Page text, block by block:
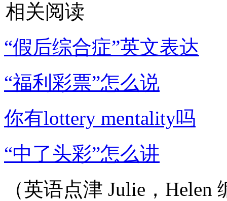
相关阅读
“假后综合症”英文表达
“福利彩票”怎么说
你有lottery mentality吗
“中了头彩”怎么讲
（英语点津 Julie，Helen